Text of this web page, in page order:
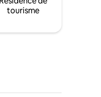
tourisme